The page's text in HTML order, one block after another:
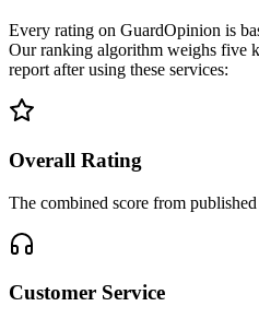
Every rating on GuardOpinion is
Our ranking algorithm weighs five
report after using these services:
Overall Rating
The combined score from
Customer Service